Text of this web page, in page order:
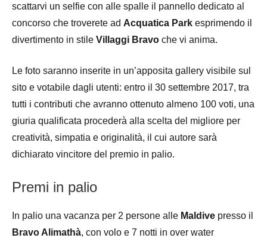
scattarvi un selfie con alle spalle il pannello dedicato al
concorso che troverete ad Acquatica Park esprimendo il
divertimento in stile Villaggi Bravo che vi anima.
Le foto saranno inserite in un’apposita gallery visibile sul
sito e votabile dagli utenti: entro il 30 settembre 2017, tra
tutti i contributi che avranno ottenuto almeno 100 voti, una
giuria qualificata procederà alla scelta del migliore per
creatività, simpatia e originalità, il cui autore sarà
dichiarato vincitore del premio in palio.
Premi in palio
In palio una vacanza per 2 persone alle Maldive presso il
Bravo Alimathà, con volo e 7 notti in over water